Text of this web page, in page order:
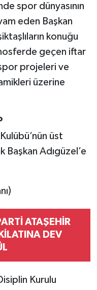
spor dünyasının
eden Başkan
konuğu
geçen iftar
projeleri ve
üzerine
üst
Adıgüzel’e
ATAŞEHİR
DEV
Kurulu